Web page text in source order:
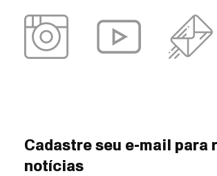
Cadastre seu e-mail para
notícias